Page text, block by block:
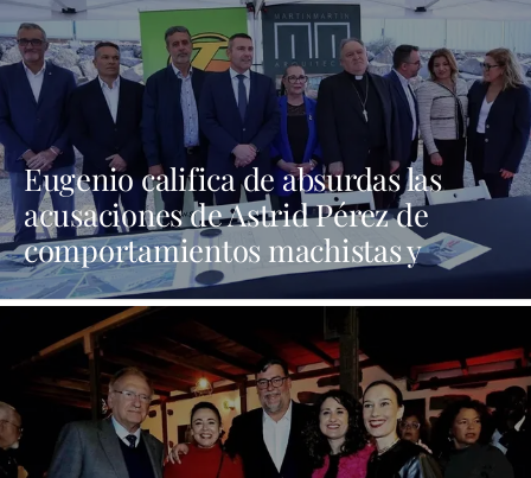
Eugenio califica de absurdas las
acusaciones de Astrid Pérez de
comportamientos machistas y
asegura que busca una presencia en
los medios que no tiene